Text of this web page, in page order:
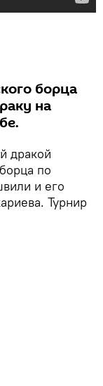
борца
на
дракой
по
и его
Турнир